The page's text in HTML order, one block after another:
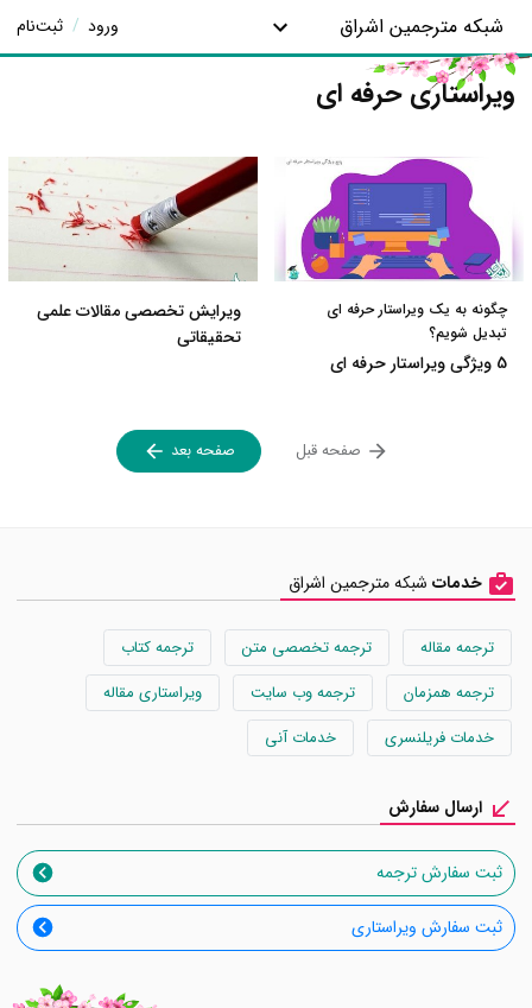
شبکه مترجمین اشراق ورود / ثبت‌نام
ویراستاری حرفه ای
چگونه به یک ویراستار حرفه ای
تبدیل شویم؟
5 ویژگی ویراستار حرفه ای
ویرایش تخصصی مقالات علمی
تحقیقاتی
صفحه قبل صفحه بعد
خدمات شبکه مترجمین اشراق
ترجمه مقاله ترجمه تخصصی متن
ترجمه کتاب
ترجمه همزمان
ترجمه وب سایت
ویراستاری مقاله
خدمات فریلنسری
خدمات آنی
ارسال سفارش
ثبت سفارش ترجمه
ثبت سفارش ویراستاری